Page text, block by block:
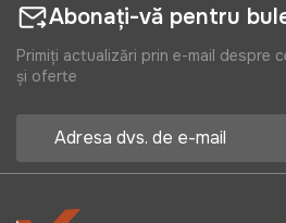
Abonați-vă pentru
Primiți actualizări prin e-mail despre
și oferte